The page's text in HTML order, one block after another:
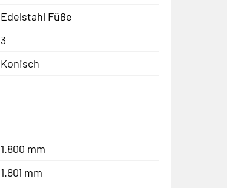
Edelstahl Füße
3
Konisch
1.800 mm
1.801 mm